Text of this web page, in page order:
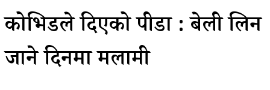
कोभिडले दिएको पीडा : बेहुली लिन
जाने दिनमा मलामी